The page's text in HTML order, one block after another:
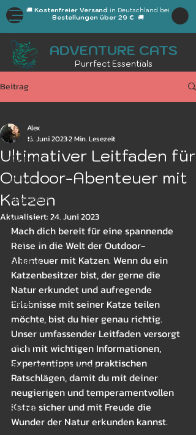
ADVENTURE CATS
Purrfect Essentials
🚚 Kostenfreier Versand in Deutschland bei
Bestellungen über 29 €🚚
Beitrag
All Posts
Outdoor
Indoor
Allgemein
Katzengeschirr
Arbeitsplatz
Frühling
Sommer
Herbst
Winter
Betten
Gesundheit & Wellness
Essen und Leckerchen
Rassen
Ultimativer Leitfaden für
Outdoor-Abenteuer mit
Katzen
Alex
15. Juni 20232 Min. Lesezeit
Aktualisiert:24. Juni 2023
Mach dich bereit für eine spannende
Reise in die Welt der Outdoor-
Abenteuer mit Katzen. Wenn du ein
Katzenbesitzer bist, der gerne die
Natur erkundet und aufregende
Erlebnisse mit seiner Katze teilen
möchte, bist du hier genau richtig.
Unser umfassender Leitfaden versorgt
dich mit wichtigen Informationen,
Expertentipps und praktischen
Ratschlägen, damit du mit deiner
neugierigen und temperamentvollen
Katze sicher und mit Freude die
Wunder der Natur erkunden kannst.